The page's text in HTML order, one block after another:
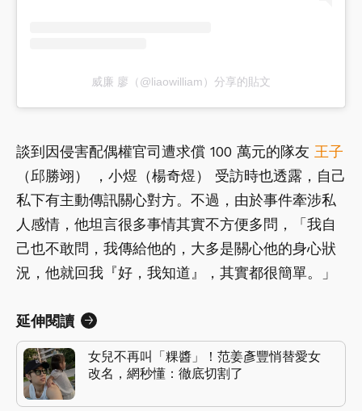
威廉 廖（@liaowilliam）分享的貼文
談到因侵害配偶權官司遭求償 100 萬元的隊友 王子
（邱勝翊） ，小煜（楊奇煜） 受訪時也透露，自己
私下有主動傳訊關心對方。不過，由於事件牽涉私
人感情，他坦言很多事情其實不方便多問，「我自
己也不敢問，我傳給他的，大多是關心他的身心狀
況，他就回我『好，我知道』，其實都很簡單。」
延伸閱讀
女兒不再叫「粿醬」！范姜彥豐悄替愛女
改名，網秒懂：徹底切割了